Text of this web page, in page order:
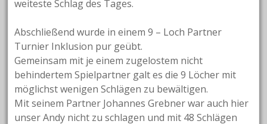
weiteste Schlag des Tages.
Abschließend wurde in einem 9 – Loch Partner
Turnier Inklusion pur geübt.
Gemeinsam mit je einem zugelostem nicht
behindertem Spielpartner galt es die 9 Löcher mit
möglichst wenigen Schlägen zu bewältigen.
Mit seinem Partner Johannes Grebner war auch hier
unser Andy nicht zu schlagen und mit 48 Schlägen